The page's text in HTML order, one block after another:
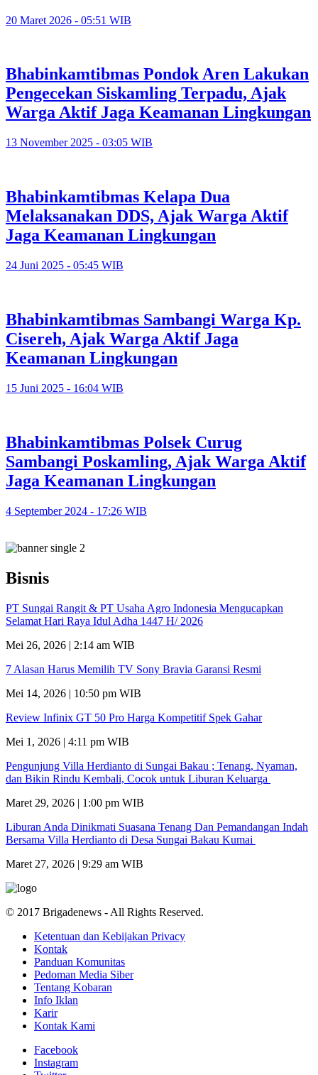
20 Maret 2026 - 05:51 WIB
Bhabinkamtibmas Pondok Aren Lakukan
Pengecekan Siskamling Terpadu, Ajak
Warga Aktif Jaga Keamanan Lingkungan
13 November 2025 - 03:05 WIB
Bhabinkamtibmas Kelapa Dua
Melaksanakan DDS, Ajak Warga Aktif
Jaga Keamanan Lingkungan
24 Juni 2025 - 05:45 WIB
Bhabinkamtibmas Sambangi Warga Kp.
Cisereh, Ajak Warga Aktif Jaga
Keamanan Lingkungan
15 Juni 2025 - 16:04 WIB
Bhabinkamtibmas Polsek Curug
Sambangi Poskamling, Ajak Warga Aktif
Jaga Keamanan Lingkungan
4 September 2024 - 17:26 WIB
Bisnis
PT Sungai Rangit & PT Usaha Agro Indonesia Mengucapkan
Selamat Hari Raya Idul Adha 1447 H/ 2026
Mei 26, 2026 | 2:14 am WIB
7 Alasan Harus Memilih TV Sony Bravia Garansi Resmi
Mei 14, 2026 | 10:50 pm WIB
Review Infinix GT 50 Pro Harga Kompetitif Spek Gahar
Mei 1, 2026 | 4:11 pm WIB
Pengunjung Villa Herdianto di Sungai Bakau ; Tenang, Nyaman,
dan Bikin Rindu Kembali, Cocok untuk Liburan Keluarga
Maret 29, 2026 | 1:00 pm WIB
Liburan Anda Dinikmati Suasana Tenang Dan Pemandangan Indah
Bersama Villa Herdianto di Desa Sungai Bakau Kumai
Maret 27, 2026 | 9:29 am WIB
© 2017 Brigadenews - All Rights Reserved.
Ketentuan dan Kebijakan Privacy
Kontak
Panduan Komunitas
Pedoman Media Siber
Tentang Kobaran
Info Iklan
Karir
Kontak Kami
Facebook
Instagram